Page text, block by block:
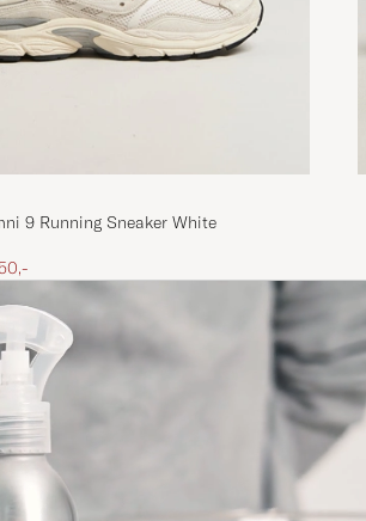
9 Running Sneaker White
pris